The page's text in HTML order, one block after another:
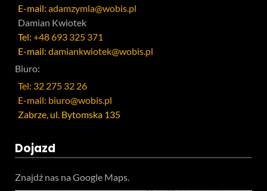
E-mail: adamzymla@wobis.pl
Damian Kwiotek
Tel: +48 693 325 371
E-mail: damiankwiotek@wobis.pl
Biuro:
Tel: 32 275 32 26
E-mail: biuro@wobis.pl
Zabrze, ul. Bytomska 135
Dojazd
Znajdź nas na Google Maps.